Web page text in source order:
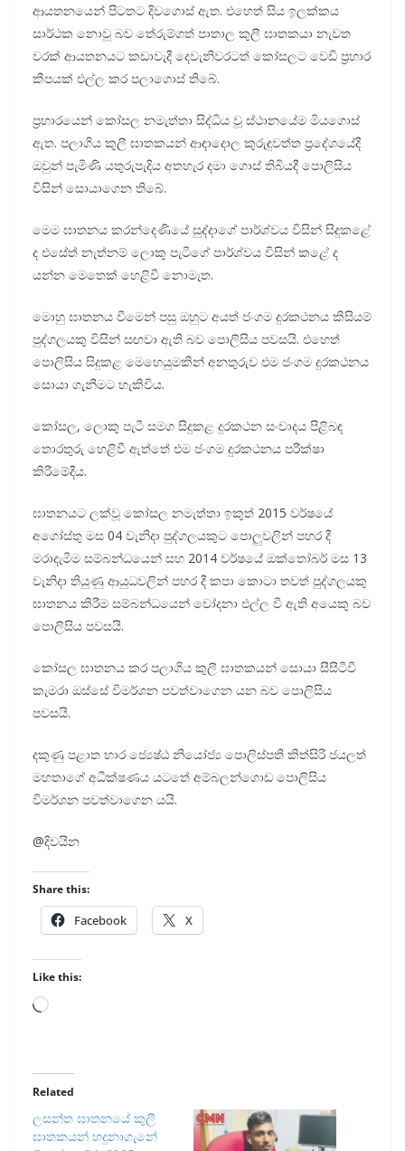
ආයතනයෙන් පිටතට දිවගොස් ඇත. එහෙත් සිය ඉලක්කය
සාර්ථක නොවූ බව තේරුම්ගත් පාතාල කුලී ඝාතකයා නැවත
වරක් ආයතනයට කඩාවැදී දෙවැනිවරටත් කෝසලට වෙඩි ප්‍රහාර
කීපයක් එල්ල කර පලාගොස් තිබේ.
ප්‍රහාරයෙන් කෝසල නමැත්තා සිද්ධිය වූ ස්ථානයේම මියගොස්
ඇත. පලාගිය කුලී ඝාතකයන් ආඳාදොල කුරුඳුවත්ත ප්‍රදේශයේදී
ඔවුන් පැමිණි යතුරුපැදිය අතහැර දමා ගොස් තිබියදී පොලිසිය
විසින් සොයාගෙන තිබේ.
මෙම ඝාතනය කරන්දෙණියේ සුද්දාගේ පාර්ශ්වය විසින් සිදුකළේ
ද එසේත් නැත්නම් ලොකු පැටීගේ පාර්ශ්වය විසින් කළේ ද
යන්න මෙතෙක් හෙළිවී නොමැත.
මොහු ඝාතනය වීමෙන් පසු ඔහුට අයත් ජංගම දුරකථනය කිසියම්
පුද්ගලයකු විසින් සඟවා ඇති බව පොලිසිය පවසයි. එහෙත්
පොලිසිය සිදුකළ මෙහෙයුමකින් අනතුරුව එම ජංගම දුරකථනය
සොයා ගැනීමට හැකිවිය.
කෝසල, ලොකු පැටී සමග සිදුකළ දුරකථන සංවාදය පිළිබඳ
තොරතුරු හෙළිවී ඇත්තේ එම ජංගම දුරකථනය පරීක්ෂා
කිරීමේදීය.
ඝාතනයට ලක්වූ කෝසල නමැත්තා ඉකුත් 2015 වර්ෂයේ
අගෝස්තු මස 04 වැනිදා පුද්ගලයකුට පොලුවලින් පහර දී
මරාදැමීම සම්බන්ධයෙන් සහ 2014 වර්ෂයේ ඔක්තෝබර් මස 13
වැනිදා තියුණු ආයුධවලින් පහර දී කපා කොටා තවත් පුද්ගලයකු
ඝාතනය කිරීම සම්බන්ධයෙන් චෝදනා එල්ල වී ඇති අයෙකු බව
පොලිසිය පවසයි.
කෝසල ඝාතනය කර පලාගිය කුලී ඝාතකයන් සොයා සීසීටීවී
කැමරා ඔස්සේ විමර්ශන පවත්වාගෙන යන බව පොලිසිය
පවසයි.
දකුණු පළාත භාර ජ්‍යෙෂ්ඨ නියෝජ්‍ය පොලිස්පති කිත්සිරි ජයලත්
මහතාගේ අධීක්ෂණය යටතේ අම්බලන්ගොඩ පොලිසිය
විමර්ශන පවත්වාගෙන යයි.
@දිවයින
Share this:
Facebook X
Like this:
Loading…
Related
ලසන්ත ඝාතනයේ කුලී
ඝාතකයන් හදුනාගැනේ